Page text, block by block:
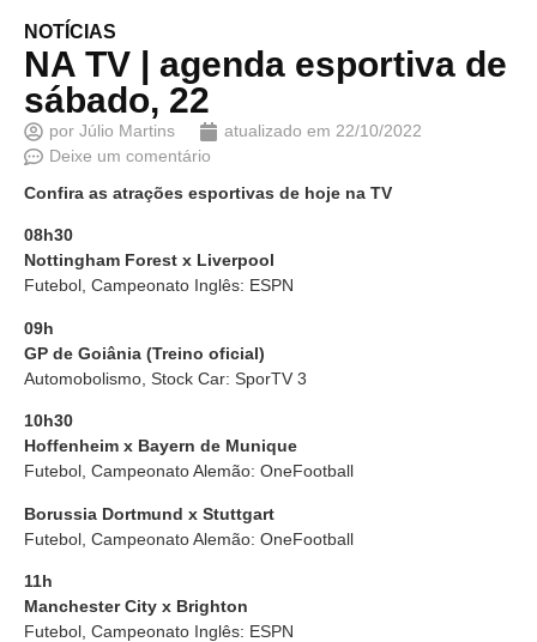
NOTÍCIAS
NA TV | agenda esportiva de
sábado, 22
por Júlio Martins atualizado em 22/10/2022
Deixe um comentário
Confira as atrações esportivas de hoje na TV
08h30
Nottingham Forest x Liverpool
Futebol, Campeonato Inglês: ESPN
09h
GP de Goiânia (Treino oficial)
Automobolismo, Stock Car: SporTV 3
10h30
Hoffenheim x Bayern de Munique
Futebol, Campeonato Alemão: OneFootball
Borussia Dortmund x Stuttgart
Futebol, Campeonato Alemão: OneFootball
11h
Manchester City x Brighton
Futebol, Campeonato Inglês: ESPN